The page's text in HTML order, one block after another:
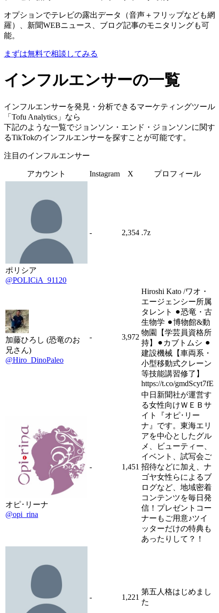
オプションでテレビの露出データ（音声＋フリップなども網
羅）、新聞WEBニュース、ブログ記事のモニタリングも可
能。
まずは無料で相談してみる
インフルエンサーの一覧
インフルエンサーを発見・分析できるマーケティングツール
「Tofu Analytics」なら
下記のような一覧でジョンソン・エンド・ジョンソンに関す
るTikTokのインフルエンサーを探すことが可能です。
注目のインフルエンサー
アカウント Instagram X プロフィール
ポリシア
@POLICiA_91120
- 2,354 .7z
加藤ひろし (恐竜のお
兄さん)
@Hiro_DinoPaleo
- 3,972
Hiroshi Kato /ワオ・
エージェンシー所属
タレント ⚫︎恐竜・古
生物学 ⚫︎博物館&動
物園【学芸員資格所
持】⚫︎カブトムシ ⚫︎
建設機械【車両系・
小型移動式クレーン
等技能講習修了】
https://t.co/gmdScyt7fE
オピ･リーナ
@opi_rina
- 1,451
中日新聞社が運営す
る女性向けＷＥＢサ
イト『オピ･リー
ナ』です。東海エリ
アを中心としたグル
メ、ビューティー、
イベント、試写会ご
招待などに加え、ナ
ゴヤ女性らによるブ
ログなど、地域密着
コンテンツを毎日発
信！プレゼントコー
ナーもご用意♪ツイ
ッターだけの特典も
あったりして？！
- 1,221
第五人格はじめまし
た